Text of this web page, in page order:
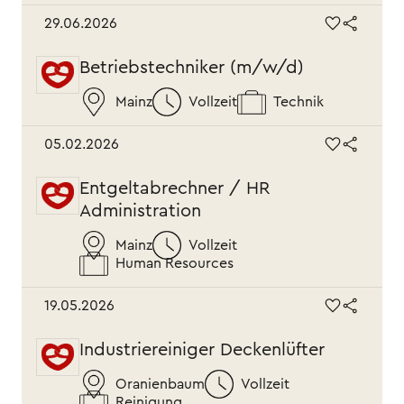
Führungskraft
Studenten und Absolventen
Voll - oder Teilzeit
Vollzeit
TÄTIGKEITSBEREICH
Betriebsorganisation
Engineering
Finanz- und Rechnungswesen
Human Resources
Marketing
Produktentwickler
Standort
Standort
Oranienbaum
29.06.2026
Betriebstechniker (m/w/d)
Mainz Vollzeit Technik
05.02.2026
Entgeltabrechner / HR
Administration
Mainz
Vollzeit
Human Resources
19.05.2026
Industriereiniger Deckenlüfter
Oranienbaum
Vollzeit